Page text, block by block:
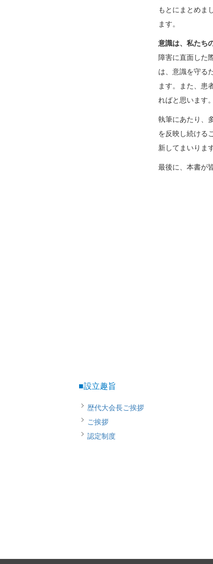
もとにまとめま
ます。
意識は、私たち
障害に直面した
は、意識を守る
ます。また、患
ればと思います。
執筆にあたり、
を反映し続ける
新してまいりま
最後に、本書が
■設立趣旨
歴代大会長ご挨拶
ご挨拶
認定制度